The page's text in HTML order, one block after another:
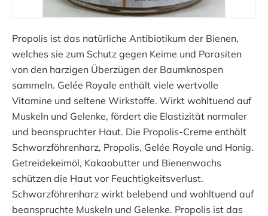
Propolis ist das natürliche Antibiotikum der Bienen,
welches sie zum Schutz gegen Keime und Parasiten
von den harzigen Überzügen der Baumknospen
sammeln. Gelée Royale enthält viele wertvolle
Vitamine und seltene Wirkstoffe. Wirkt wohltuend auf
Muskeln und Gelenke, fördert die Elastizität normaler
und beanspruchter Haut. Die Propolis-Creme enthält
Schwarzföhrenharz, Propolis, Gelée Royale und Honig.
Getreidekeimöl, Kakaobutter und Bienenwachs
schützen die Haut vor Feuchtigkeitsverlust.
Schwarzföhrenharz wirkt belebend und wohltuend auf
beanspruchte Muskeln und Gelenke. Propolis ist das